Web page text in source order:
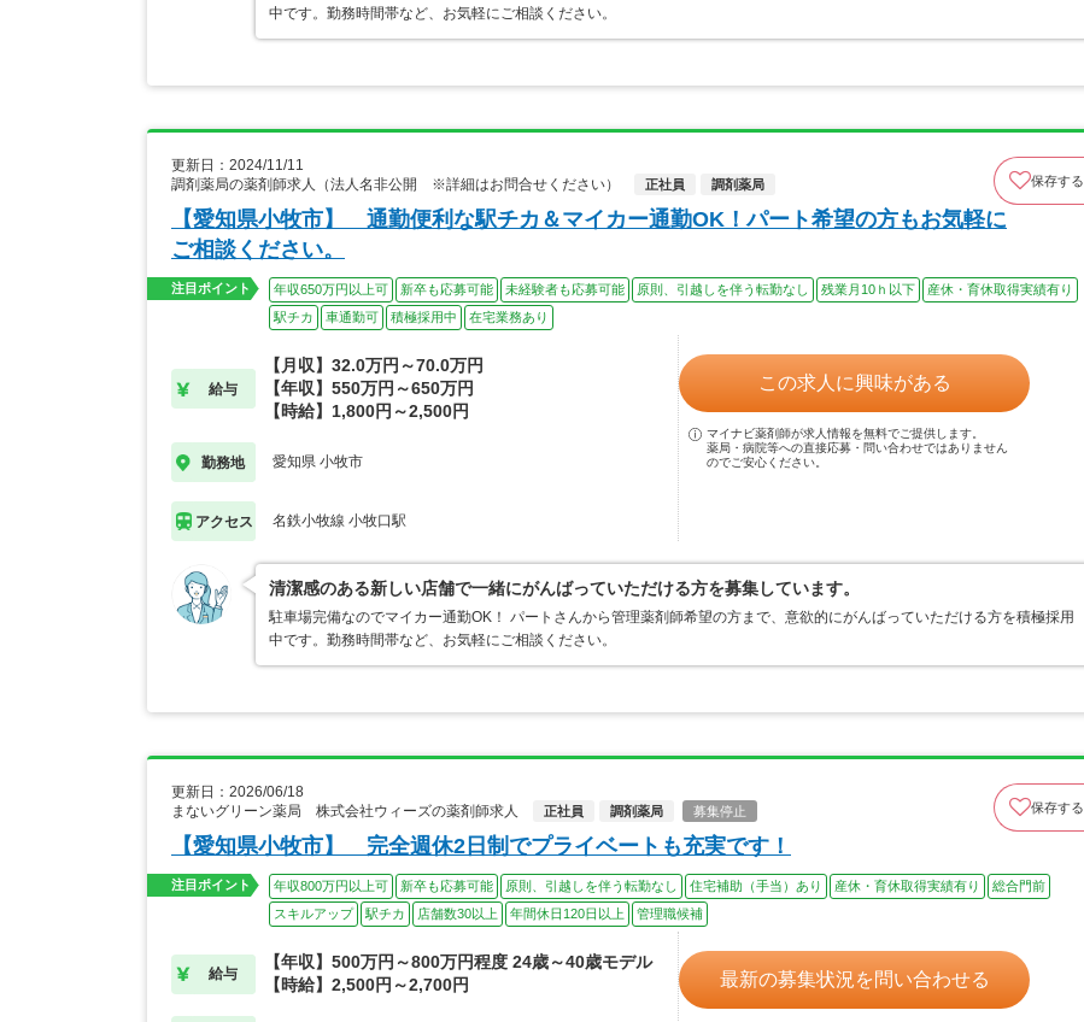
中です。勤務時間帯など、お気軽にご相談ください。
更新日：2024/11/11
調剤薬局の薬剤師求人（法人名非公開 ※詳細はお問合せください）
正社員 調剤薬局 保存する
【愛知県小牧市】 通勤便利な駅チカ＆マイカー通勤OK！パート希望の方もお気軽に
ご相談ください。
注目ポイント 年収650万円以上可 新卒も応募可能 未経験者も応募可能 原則、引越しを伴う転勤なし 残業月10ｈ以下
産休・育休取得実績有り
駅チカ
車通勤可 積極採用中 在宅業務あり
給与
【月収】32.0万円～70.0万円
【年収】550万円～650万円
【時給】1,800円～2,500円
勤務地 愛知県 小牧市
アクセス 名鉄小牧線 小牧口駅
この求人に興味がある
マイナビ薬剤師が求人情報を無料でご提供します。
薬局・病院等への直接応募・問い合わせではありません
のでご安心ください。
清潔感のある新しい店舗で一緒にがんばっていただける方を募集しています。
駐車場完備なのでマイカー通勤OK！ パートさんから管理薬剤師希望の方まで、意欲的にがんばっていただける方を積極採用
中です。勤務時間帯など、お気軽にご相談ください。
更新日：2026/06/18
まないグリーン薬局 株式会社ウィーズの薬剤師求人
正社員 調剤薬局 募集停止 保存する
【愛知県小牧市】 完全週休2日制でプライベートも充実です！
注目ポイント 年収800万円以上可 新卒も応募可能 原則、引越しを伴う転勤なし 住宅補助（手当）あり 産休・育休取得実績有り
総合門前
スキルアップ
駅チカ 店舗数30以上 年間休日120日以上 管理職候補
給与
【年収】500万円～800万円程度 24歳～40歳モデル
【時給】2,500円～2,700円
最新の募集状況を問い合わせる